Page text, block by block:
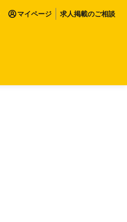
マイページ 求人掲載のご相談